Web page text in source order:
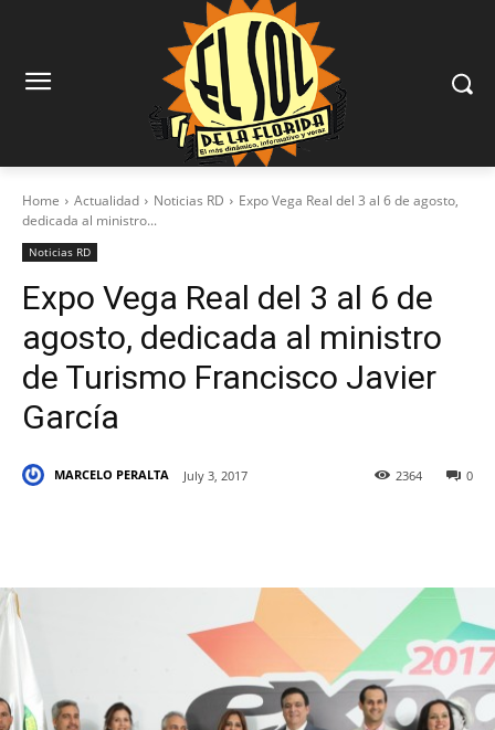
Home Actualidad Noticias RD
Expo Vega Real del 3 al 6 de agosto,
dedicada al ministro...
Noticias RD
Expo Vega Real del 3 al 6 de
agosto, dedicada al ministro
de Turismo Francisco Javier
García
MARCELO PERALTA July 3, 2017 0
2364